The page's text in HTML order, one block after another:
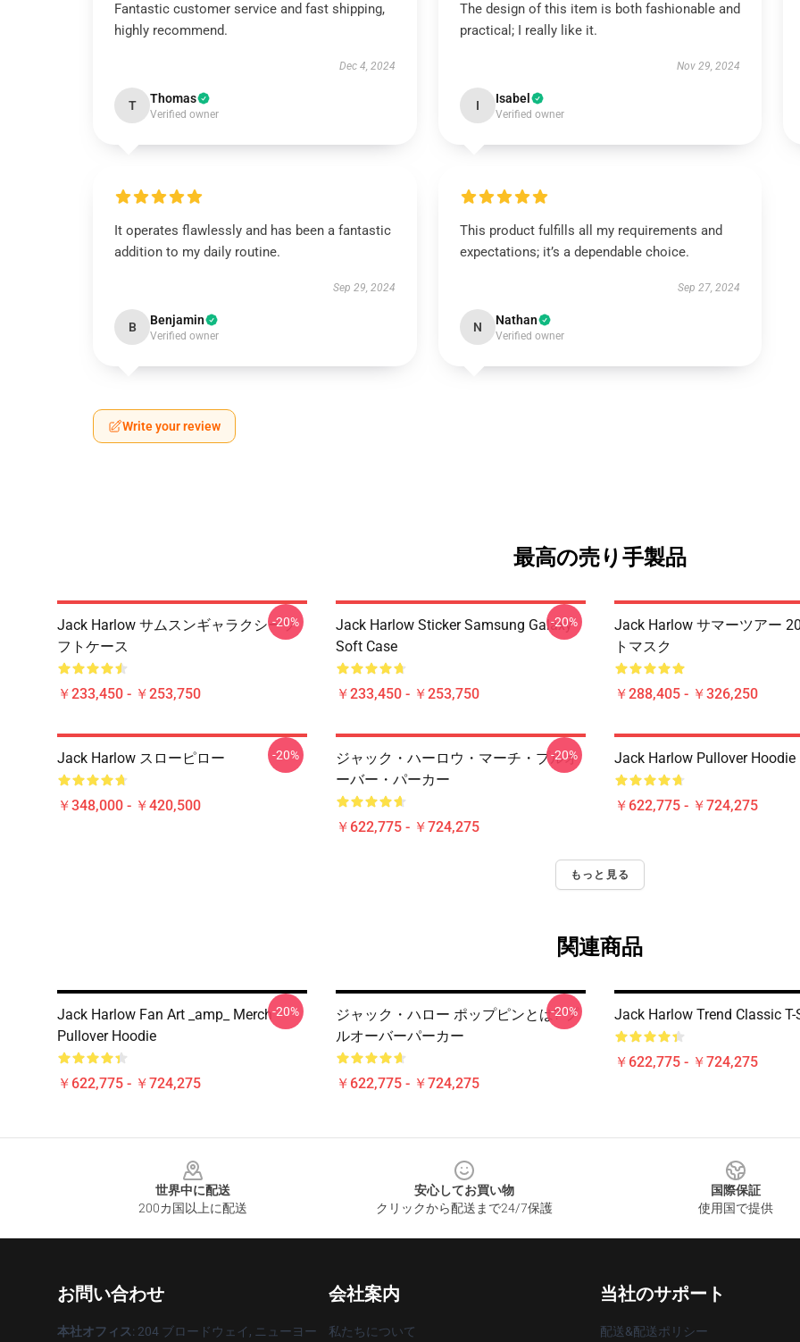
Fantastic customer service and fast shipping,
highly recommend.
Dec 4, 2024
T Thomas
Verified owner
The design of this item is both fashionable and
practical; I really like it.
Nov 29, 2024
I Isabel
Verified owner
It operates flawlessly and has been a fantastic
addition to my daily routine.
Sep 29, 2024
B Benjamin
Verified owner
This product fulfills all my requirements and
expectations; it’s a dependable choice.
Sep 27, 2024
N Nathan
Verified owner
Write your review
最高の売り手製品
Jack Harlow サムスンギャラクシーソ
フトケース
￥233,450 - ￥253,750
-20%
Jack Harlow Sticker Samsung Galaxy
Soft Case
￥233,450 - ￥253,750
-20%
Jack Harlow サマーツアー
トマスク
￥288,405 - ￥326,250
Jack Harlow スローピロー
￥348,000 - ￥420,500
-20%
ジャック・ハーロウ・マーチ・プルオ
ーバー・パーカー
￥622,775 - ￥724,275
-20% Jack Harlow Pullover Hoodie
￥622,775 - ￥724,275
もっと見る
関連商品
Jack Harlow Fan Art _amp_ Merch
Pullover Hoodie
￥622,775 - ￥724,275
-20%
ジャック・ハロー ポップピンとは? プ
ルオーバーパーカー
￥622,775 - ￥724,275
-20% Jack Harlow Trend Classic T-
￥622,775 - ￥724,275
世界中に配送
200カ国以上に配送
安心してお買い物
クリックから配送まで24/7保護
国際保証
使用国で提供
お問い合わせ
本社オフィス: 204 ブロードウェイ, ニューヨー
会社案内
私たちについて
当社のサポート
配送&配送ポリシー